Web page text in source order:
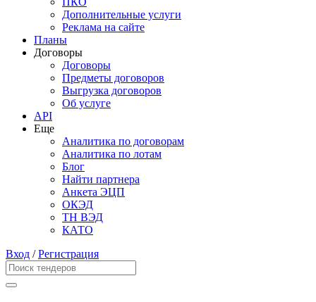
Дополнительные услуги
Реклама на сайте
Планы
Договоры
Договоры
Предметы договоров
Выгрузка договоров
Об услуге
API
Еще
Аналитика по договорам
Аналитика по лотам
Блог
Найти партнера
Анкета ЭЦП
ОКЭД
ТН ВЭД
КАТО
Вход /Регистрация